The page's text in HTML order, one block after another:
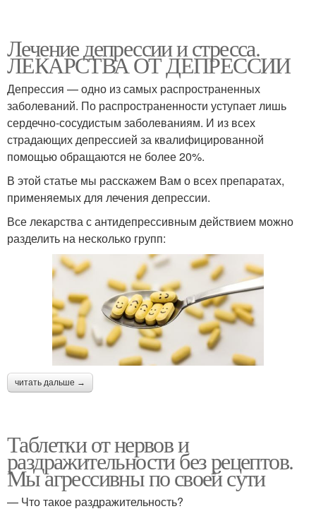
Лечение депрессии и стресса.
ЛЕКАРСТВА ОТ ДЕПРЕССИИ
Депрессия — одно из самых распространенных
заболеваний. По распространенности уступает лишь
сердечно-сосудистым заболеваниям. И из всех
страдающих депрессией за квалифицированной
помощью обращаются не более 20%.
В этой статье мы расскажем Вам о всех препаратах,
применяемых для лечения депрессии.
Все лекарства с антидепрессивным действием можно
разделить на несколько групп:
читать дальше →
Таблетки от нервов и
раздражительности без рецептов.
Мы агрессивны по своей сути
— Что такое раздражительность?